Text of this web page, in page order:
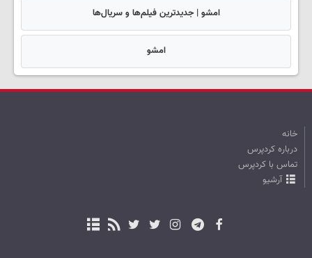
امشو | جدیدترین فیلم‌ها و سریال‌ها
امشو
خانه
درباره کردپرس
تماس با کردپرس
آرشیو